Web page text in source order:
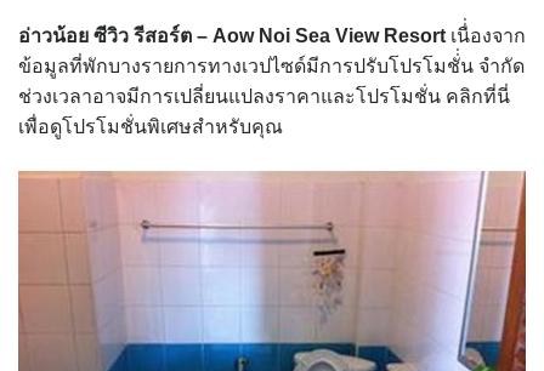
อ่าวน้อย ซีวิว รีสอร์ต – Aow Noi Sea View Resort เนื่่องจาก
ข้อมูลที่พักบางรายการทางเวปไซด์มีการปรับโปรโมชั่่น จำกัด
ช่วงเวลาอาจมีการเปลี่ยนแปลงราคาและโปรโมชั่น คลิกที่นี่
เพื่อดูโปรโมชั่นพิเศษสำหรับคุณ